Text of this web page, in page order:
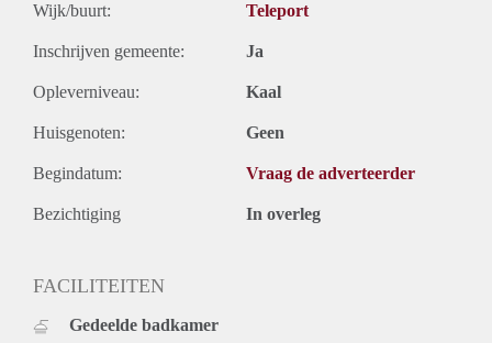
Wijk/buurt: Teleport
Inschrijven gemeente: Ja
Opleverniveau: Kaal
Huisgenoten: Geen
Begindatum: Vraag de adverteerder
Bezichtiging In overleg
FACILITEITEN
Gedeelde badkamer